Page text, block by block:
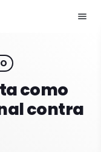
menu
como
contra